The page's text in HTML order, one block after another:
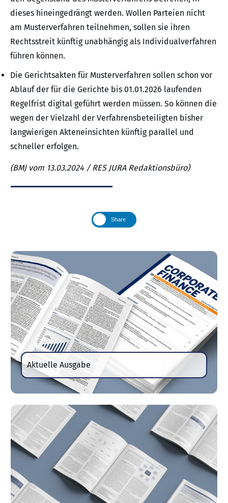
dieses hineingedrängt werden. Wollen Parteien nicht
am Musterverfahren teilnehmen, sollen sie ihren
Rechtsstreit künftig unabhängig als Individualverfahren
führen können.
Die Gerichtsakten für Musterverfahren sollen schon vor
Ablauf der für die Gerichte bis 01.01.2026 laufenden
Regelfrist digital geführt werden müssen. So können die
wegen der Vielzahl der Verfahrensbeteiligten bisher
langwierigen Akteneinsichten künftig parallel und
schneller erfolgen.
(BMJ vom 13.03.2024 / RES JURA Redaktionsbüro)
Share
Aktuelle Ausgabe